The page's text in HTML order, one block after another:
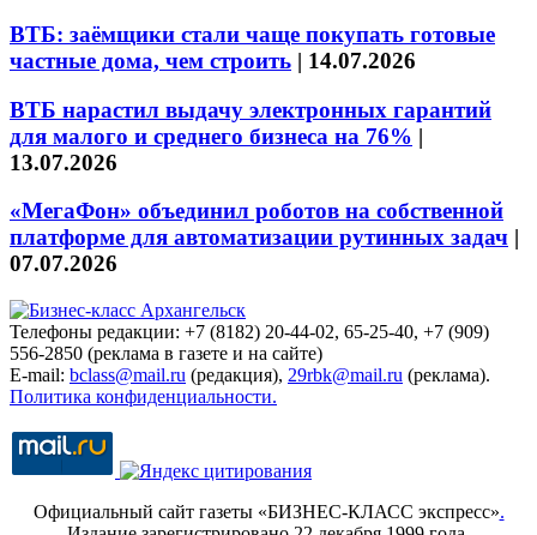
ВТБ: заёмщики стали чаще покупать готовые
частные дома, чем строить | 14.07.2026
ВТБ нарастил выдачу электронных гарантий
для малого и среднего бизнеса на 76% |
13.07.2026
«МегаФон» объединил роботов на собственной
платформе для автоматизации рутинных задач |
07.07.2026
Телефоны редакции: +7 (8182) 20-44-02, 65-25-40, +7 (909)
556-2850 (реклама в газете и на сайте)
E-mail: bclass@mail.ru (редакция), 29rbk@mail.ru (реклама).
Политика конфиденциальности.
Официальный сайт газеты «БИЗНЕС-КЛАСС экспресс».